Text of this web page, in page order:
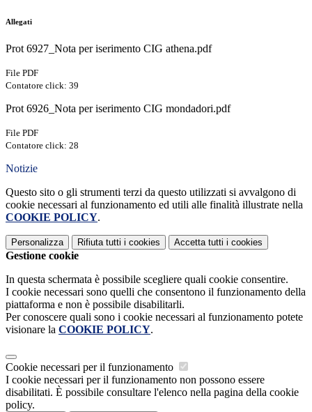
Allegati
Prot 6927_Nota per iserimento CIG athena.pdf
File PDF
Contatore click: 39
Prot 6926_Nota per iserimento CIG mondadori.pdf
File PDF
Contatore click: 28
Notizie
Questo sito o gli strumenti terzi da questo utilizzati si avvalgono di
cookie necessari al funzionamento ed utili alle finalità illustrate nella
COOKIE POLICY.
Personalizza Rifiuta tutti i cookies Accetta tutti i cookies
Gestione cookie
In questa schermata è possibile scegliere quali cookie consentire.
I cookie necessari sono quelli che consentono il funzionamento della
piattaforma e non è possibile disabilitarli.
Per conoscere quali sono i cookie necessari al funzionamento potete
visionare la COOKIE POLICY.
Cookie necessari per il funzionamento
I cookie necessari per il funzionamento non possono essere
disabilitati. È possibile consultare l'elenco nella pagina della cookie
policy.